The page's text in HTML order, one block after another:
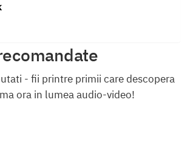
- fii printre primii care descopera
ora in lumea audio-video!